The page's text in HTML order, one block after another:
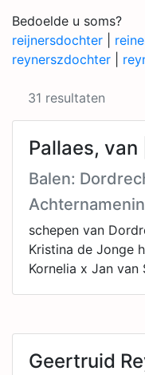
Bedoelde u soms?
reijnersdochter
reynerszdochter
31 resultaten
Pallaes, van
Balen:
schepen van
Kristina de Jonge
Kornelia x Jan van
Geertruid